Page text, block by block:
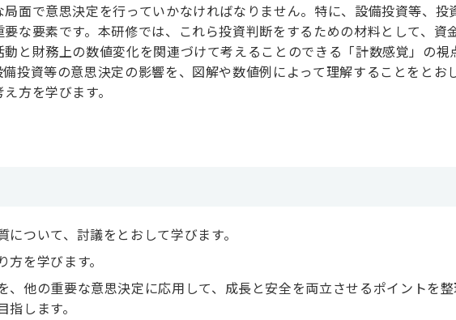
面で意思決定を行っていかなければなりません。特に、設備投資等、投
な要素です。本研修では、これら投資判断をするための材料として、資
と財務上の数値変化を関連づけて考えることのできる「計数感覚」の視
投資等の意思決定の影響を、図解や数値例によって理解することをとお
方を学びます。
ついて、討議をとおして学びます。
を学びます。
、他の重要な意思決定に応用して、成長と安全を両立させるポイントを
します。